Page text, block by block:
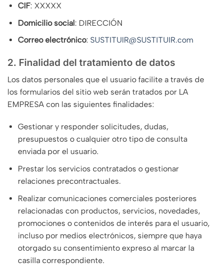
CIF: XXXXX
Domicilio social: DIRECCIÓN
Correo electrónico: SUSTITUIR@SUSTITUIR.com
2. Finalidad del tratamiento de datos
Los datos personales que el usuario facilite a través de
los formularios del sitio web serán tratados por LA
EMPRESA con las siguientes finalidades:
Gestionar y responder solicitudes, dudas,
presupuestos o cualquier otro tipo de consulta
enviada por el usuario.
Prestar los servicios contratados o gestionar
relaciones precontractuales.
Realizar comunicaciones comerciales posteriores
relacionadas con productos, servicios, novedades,
promociones o contenidos de interés para el usuario,
incluso por medios electrónicos, siempre que haya
otorgado su consentimiento expreso al marcar la
casilla correspondiente.